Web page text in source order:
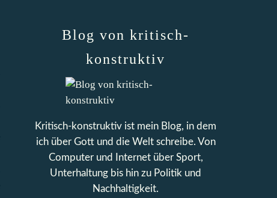
Blog von kritisch-
konstruktiv
Kritisch-konstruktiv ist mein Blog, in dem
ich über Gott und die Welt schreibe. Von
Computer und Internet über Sport,
Unterhaltung bis hin zu Politik und
Nachhaltigkeit.